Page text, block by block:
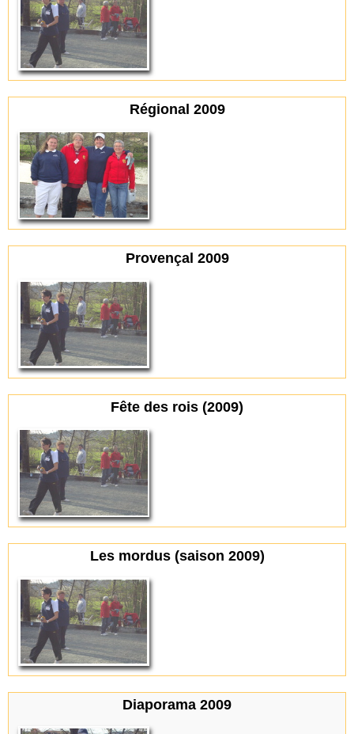
Régional 2009
Provençal 2009
Fête des rois (2009)
Les mordus (saison 2009)
Diaporama 2009